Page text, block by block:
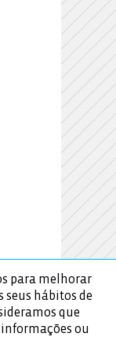
para melhorar
seus hábitos de
que
ou